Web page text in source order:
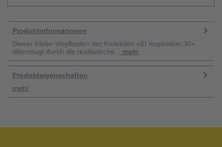
Produktinformationen
Dieser Klebe-Vinylboden der Kollektion »iD Inspiration 30«
überzeugt durch die realtistische...
mehr
Produkteigenschaften
mehr